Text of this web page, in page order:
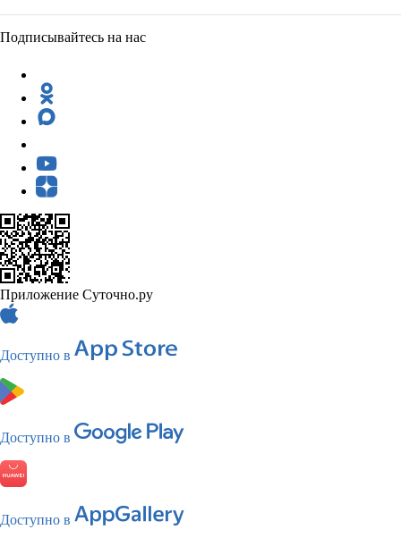
Подписывайтесь на нас
Приложение Суточно.ру
Доступно в
Доступно в
Доступно в